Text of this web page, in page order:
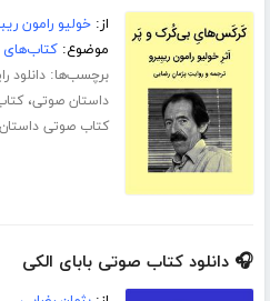
از:خولیو رامون
موضوع:کتاب‌های
برچسب‌ها:دانلود
داستان صوتی،
کتاب صوتی داستان
🎧 دانلود کتاب صوتی بابای الکی